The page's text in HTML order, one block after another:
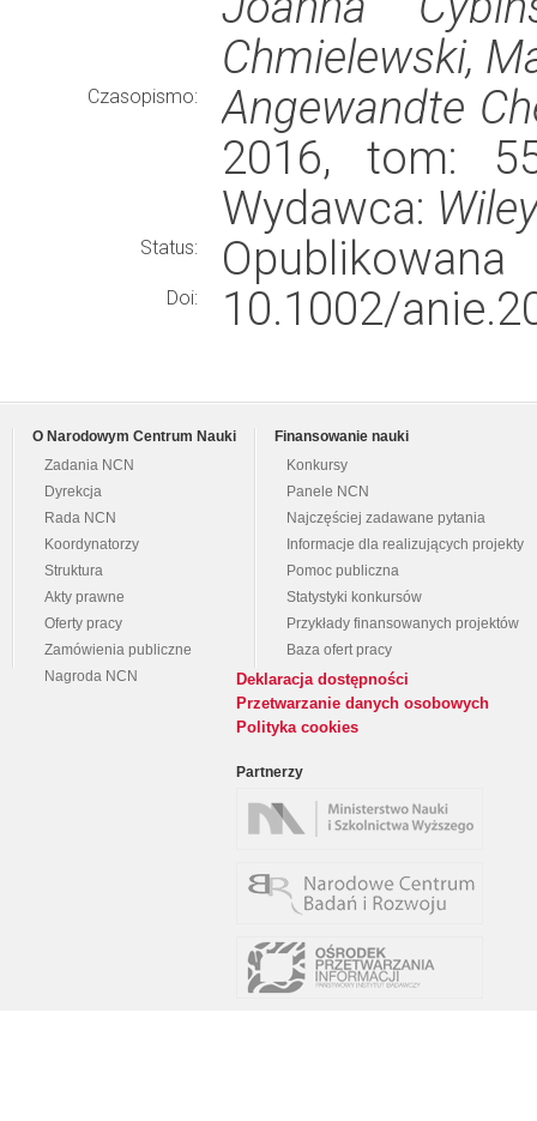
Chmielewski,
Czasopismo:
Angewandte
2016, tom:
Wydawca:
Status: Opublikowana
Doi: 10.1002/
O Narodowym Centrum Nauki
Zadania NCN
Dyrekcja
Rada NCN
Koordynatorzy
Struktura
Akty prawne
Oferty pracy
Zamówienia publiczne
Nagroda NCN
Finansowanie nauki
Konkursy
Panele NCN
Najczęściej zadawane pytania
Informacje dla realizujących projekty
Pomoc publiczna
Statystyki konkursów
Przykłady finansowanych projektów
Baza ofert pracy
Deklaracja dostępności
Przetwarzanie danych osobowych
Polityka cookies
Partnerzy